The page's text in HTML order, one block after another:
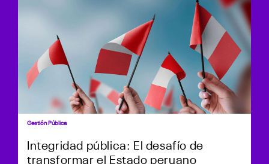
Gestión Pública
Integridad pública: El desafío de
transformar el Estado peruano